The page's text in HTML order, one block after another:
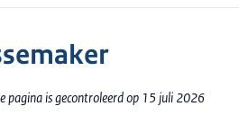
pagina is gecontroleerd op 15 juli 2026